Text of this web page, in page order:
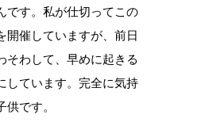
です。私が仕切ってこの
開催していますが、前日
そわして、早めに起きる
しています。完全に気持
です。